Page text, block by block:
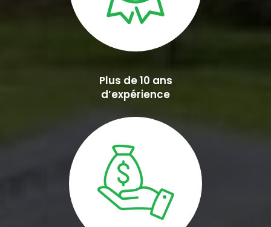
Plus de 10 ans
d’expérience